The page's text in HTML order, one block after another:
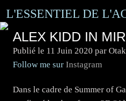
L'ESSENTIEL DE
ALEX KIDD IN
Publié le 11 Juin 2020 par
Follow me sur Instagram
Dans le cadre de Summer of